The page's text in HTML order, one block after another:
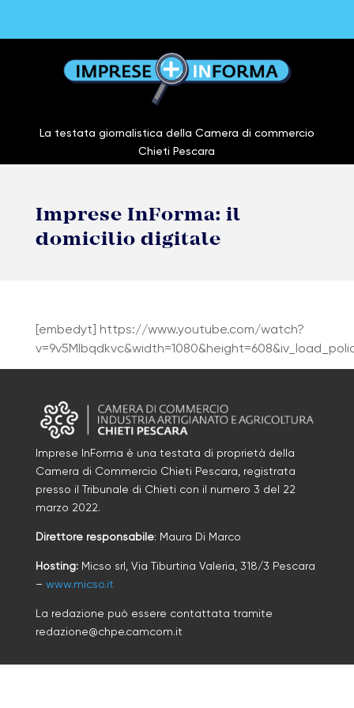
La testata giornalistica della Camera di commercio
Chieti Pescara
Imprese InForma: il
domicilio digitale
[embedyt] https://www.youtube.com/watch?
Imprese InForma è una testata di proprietà della
Camera di Commercio Chieti Pescara, registrata
presso il Tribunale di Chieti con il numero 3 del 22
marzo 2022.
Direttore responsabile: Maura Di Marco
Hosting:Micso srl, Via Tiburtina Valeria, 318/3 Pescara
– www.micso.it
La redazione può essere contattata tramite
redazione@chpe.camcom.it